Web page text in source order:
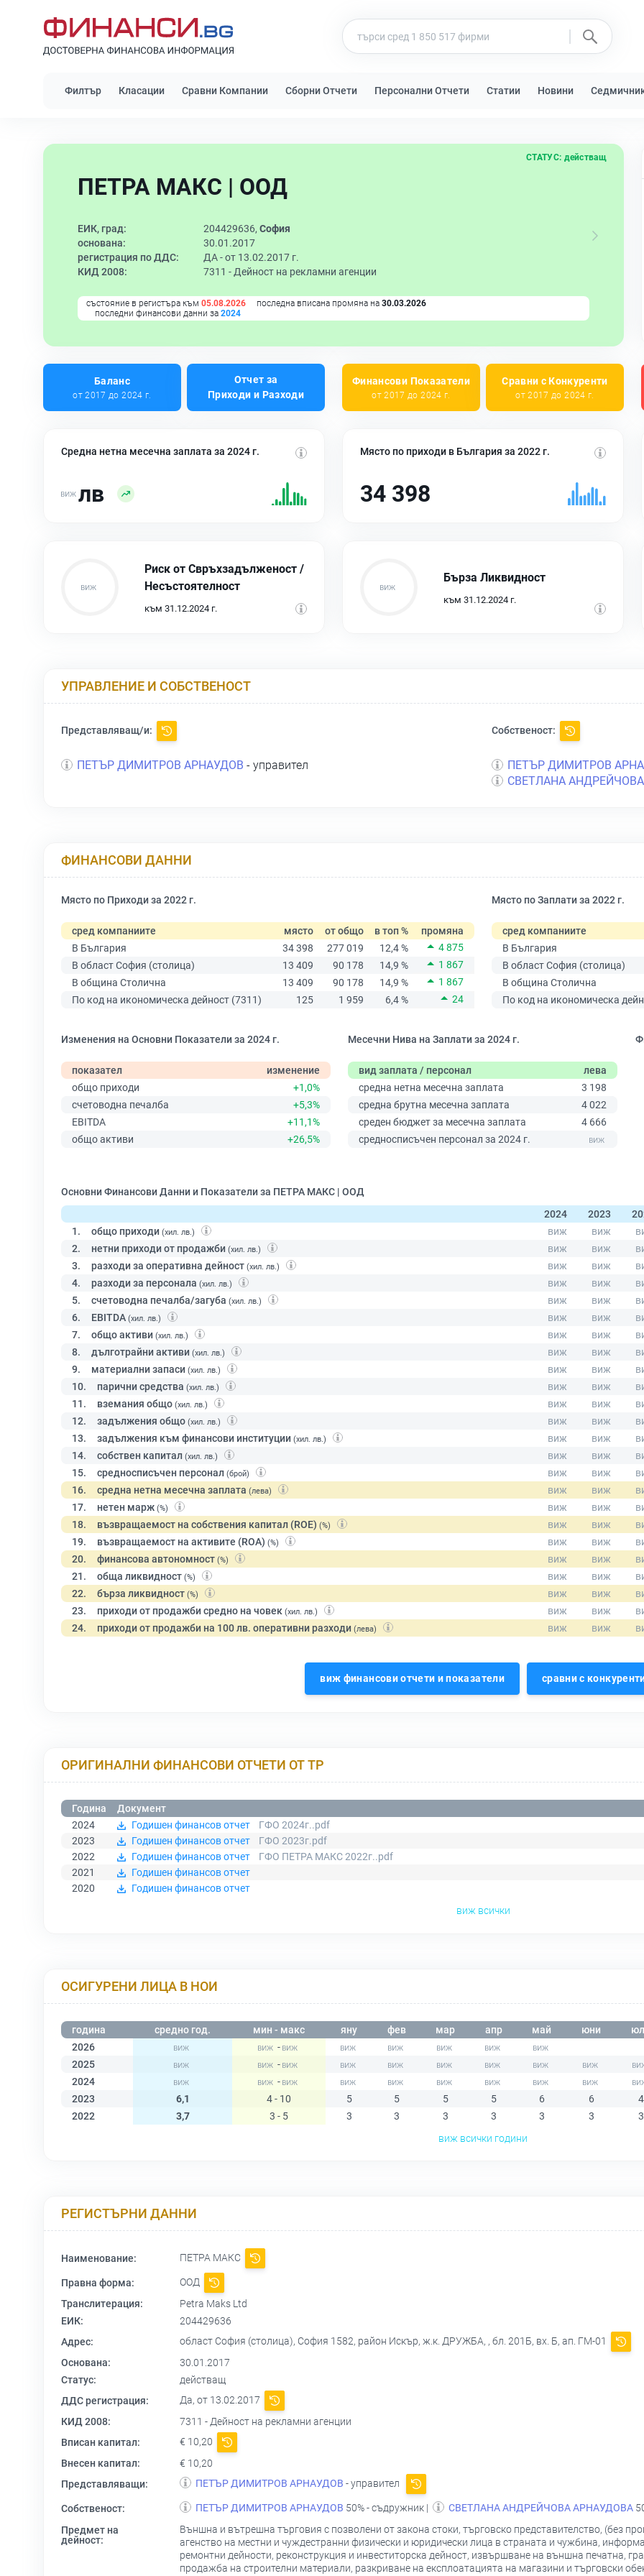
Филтър Класации Сравни Компании Сборни Отчети Персонални Отчети Статии Новини
ПЕТРА МАКС | ООД
СТАТУС: действащ
ЕИК, град: 204429636, София
основана:
30.01.2017
регистрация по ДДС:
ДА - от 13.02.2017 г.
КИД 2008:
7311 - Дейност на рекламни агенции
състояние в регистъра към 05.08.2026 последна вписана промяна на 30.03.2026
последни финансови данни за 2024
Баланс
от 2017 до 2024 г.
Отчет за
Приходи и Разходи
Финансови Показатели
от 2017 до 2024 г.
Сравни с Конкуренти
от 2017 до 2024 г.
Средна нетна месечна заплата за 2024 г.
лв
Място по приходи в България за 2022 г.
34 398
Риск от Свръхзадълженост /
Несъстоятелност
към 31.12.2024 г.
Бърза Ликвидност
към 31.12.2024 г.
УПРАВЛЕНИЕ И СОБСТВЕНОСТ
Представляващ/и:
ПЕТЪР ДИМИТРОВ АРНАУДОВ - управител
Собственост:
ПЕТЪР ДИМИТРОВ
СВЕТЛАНА
ФИНАНСОВИ ДАННИ
Място по Приходи за 2022 г.
сред компаниите място от общо в топ %
промяна
В България
34 398 277 019 12,4 %
4 875
В област София (столица)
13 409 90 178 14,9 %
1 867
В община Столична
13 409 90 178 14,9 %
1 867
По код на икономическа дейност (7311)
125 1 959 6,4 % 24
Място по Заплати за 2022 г.
сред компаниите
В България
В област София (столица)
В община Столична
По код на икономическа
Изменения на Основни Показатели за 2024 г.
показател
изменение
общо приходи
+1,0%
счетоводна печалба
+5,3%
EBITDA
+11,1%
общо активи
+26,5%
Месечни Нива на Заплати за 2024 г.
вид заплата / персонал
лева
средна нетна месечна заплата
3 198
средна брутна месечна заплата
4 022
среден бюджет за месечна заплата
4 666
средносписъчен персонал за 2024 г.
Основни Финансови Данни и Показатели за ПЕТРА МАКС | ООД
2024
2023
1.
общо приходи (хил. лв.)
2. нетни приходи от продажби (хил. лв.)
3. разходи за оперативна дейност (хил. лв.)
4. разходи за персонала (хил. лв.)
5. счетоводна печалба/загуба (хил. лв.)
6. EBITDA (хил. лв.)
7. общо активи (хил. лв.)
8. дълготрайни активи (хил. лв.)
9. материални запаси (хил. лв.)
10. парични средства (хил. лв.)
11. вземания общо (хил. лв.)
12. задължения общо (хил. лв.)
13. задължения към финансови институции (хил. лв.)
14. собствен капитал (хил. лв.)
15. средносписъчен персонал (брой)
16. средна нетна месечна заплата (лева)
17. нетен марж (%)
18. възвращаемост на собствения капитал (ROE) (%)
19. възвращаемост на активите (ROA) (%)
20. финансова автономност (%)
21. обща ликвидност (%)
22. бърза ликвидност (%)
23. приходи от продажби средно на човек (хил. лв.)
24. приходи от продажби на 100 лв. оперативни разходи (лева)
виж финансови отчети и показатели сравни с
ОРИГИНАЛНИ ФИНАНСОВИ ОТЧЕТИ ОТ ТР
Година
Документ
2024
Годишен финансов отчет
ГФО 2024г..pdf
2023
Годишен финансов отчет
ГФО 2023г.pdf
2022
Годишен финансов отчет
ГФО ПЕТРА МАКС 2022г..pdf
2021
Годишен финансов отчет
2020
Годишен финансов отчет
виж всички
ОСИГУРЕНИ ЛИЦА В НОИ
година средно год. мин - макс яну фев мар апр май юни
2026
-
2025
-
2024
-
2023
6,1 4 - 10 5 5 5 5 6 6
4
2022
3,7 3 - 5 3 3 3 3 3 3
3
виж всички години
РЕГИСТЪРНИ ДАННИ
Наименование: ПЕТРА МАКС
Правна форма:
ООД
Транслитерация:
Petra Maks Ltd
ЕИК:
204429636
Адрес:
област София (столица), София 1582, район Искър, ж.к. ДРУЖБА, , бл. 201Б, вх. Б, ап. ГМ-01
Основана:
30.01.2017
Статус:
действащ
ДДС регистрация:
Да, от 13.02.2017
КИД 2008:
7311 - Дейност на рекламни агенции
Вписан капитал:
€ 10,20
Внесен капитал:
€ 10,20
Представляващи:
ПЕТЪР ДИМИТРОВ АРНАУДОВ - управител
Собственост: ПЕТЪР ДИМИТРОВ АРНАУДОВ 50% - съдружник | СВЕТЛАНА АНДРЕЙЧОВА АРНАУДОВА
Предмет на
дейност:
Външна и вътрешна търговия с позволени от закона стоки, търговско представителство, (без
агенство на местни и чуждестранни физически и юридически лица в страната и чужбина,
ремонтни дейности, реконструкция и инвеститорска дейност, извършване на външна печатна,
продажба на строителни материали, разкриване на експлоатацията на магазини и търговски